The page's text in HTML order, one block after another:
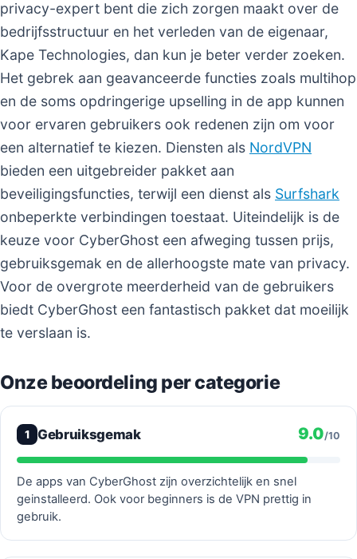
privacy-expert bent die zich zorgen maakt over de
bedrijfsstructuur en het verleden van de eigenaar,
Kape Technologies, dan kun je beter verder zoeken.
Het gebrek aan geavanceerde functies zoals multihop
en de soms opdringerige upselling in de app kunnen
voor ervaren gebruikers ook redenen zijn om voor
een alternatief te kiezen. Diensten als NordVPN
bieden een uitgebreider pakket aan
beveiligingsfuncties, terwijl een dienst als Surfshark
onbeperkte verbindingen toestaat. Uiteindelijk is de
keuze voor CyberGhost een afweging tussen prijs,
gebruiksgemak en de allerhoogste mate van privacy.
Voor de overgrote meerderheid van de gebruikers
biedt CyberGhost een fantastisch pakket dat moeilijk
te verslaan is.
Onze beoordeling per categorie
1 Gebruiksgemak 9.0/10
De apps van CyberGhost zijn overzichtelijk en snel
geinstalleerd. Ook voor beginners is de VPN prettig in
gebruik.